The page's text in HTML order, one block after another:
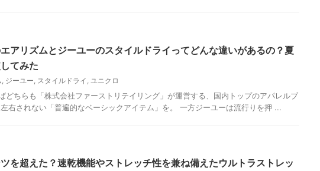
エアリズムとジーユーのスタイルドライってどんな違いがあるの？夏
てみた
ジーユー スタイルドライ ユニクロ
どちらも「株式会社ファーストリテイリング」が運営する、国内トップのアパレルブ
右されない「普遍的なベーシックアイテム」を。 一方ジーユーは流行りを押 ...
ツを超えた？速乾機能やストレッチ性を兼ね備えたウルトラストレッ